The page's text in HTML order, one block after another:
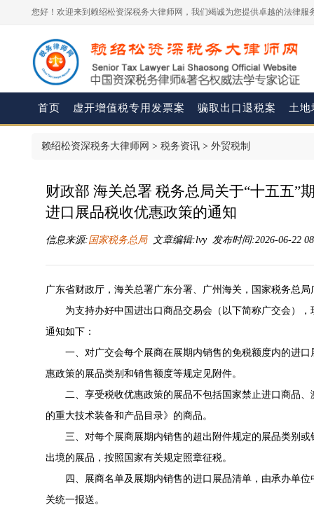
您好！欢迎来到赖绍松资深税务大律师网，我们竭诚为您提供卓越的法律服
首页 虚开增值税专用发票案 骗取出口退税案 土地
赖绍松资深税务大律师网 > 税务资讯 > 外贸税制
财政部 海关总署 税务总局关于“十五五”
进口展品税收优惠政策的通知
信息来源:国家税务总局文章编辑:lvy 发布时间:2026-06-22
广东省财政厅，海关总署广东分署、广州海关，国家税务总
为支持办好中国进出口商品交易会（以下简称广交会），
通知如下：
一、对广交会每个展商在展期内销售的免税额度内的进口
惠政策的展品类别和销售额度等规定见附件。
二、享受税收优惠政策的展品不包括国家禁止进口商品、
的重大技术装备和产品目录》的商品。
三、对每个展商展期内销售的超出附件规定的展品类别或
出境的展品，按照国家有关规定照章征税。
四、展商名单及展期内销售的进口展品清单，由承办单位
关统一报送。